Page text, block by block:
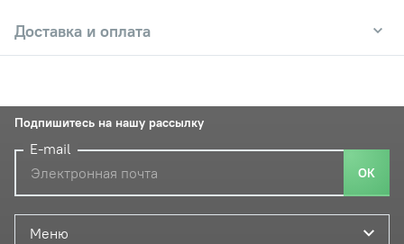
Доставка и оплата
Меню
Подпишитесь на нашу рассылку
E-mail
ОК